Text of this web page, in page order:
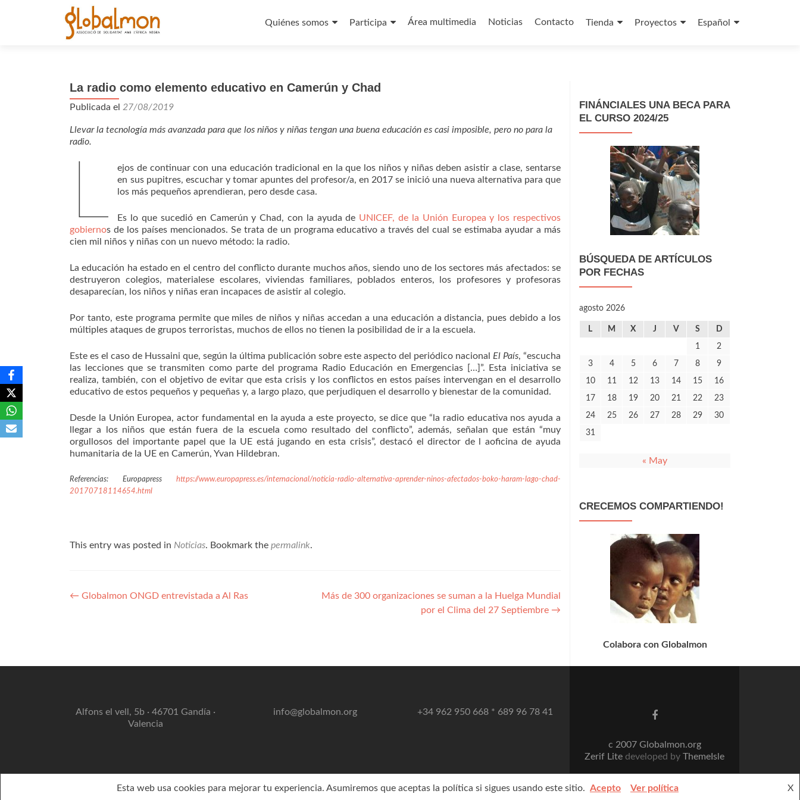
al
Quiénes somos Participa Área multimedia Noticias Contacto Tienda Proyectos Español
La radio como elemento educativo en Camerún y Chad
Publicada el 27/08/2019
Llevar la tecnología más avanzada para que los niños y niñas tengan una buena educación es casi imposible, pero no para la
radio.
ejos de continuar con una educación tradicional en la que los niños y niñas deben asistir a clase, sentarse
en sus pupitres, escuchar y tomar apuntes del profesor/a, en 2017 se inició una nueva alternativa para que
los más pequeños aprendieran, pero desde casa.
Es lo que sucedió en Camerún y Chad, con la ayuda de UNICEF, de la Unión Europea y los respectivos
gobiernos de los países mencionados. Se trata de un programa educativo a través del cual se estimaba ayudar a más
cien mil niños y niñas con un nuevo método: la radio.
La educación ha estado en el centro del conflicto durante muchos años, siendo uno de los sectores más afectados: se
destruyeron colegios, materialese escolares, viviendas familiares, poblados enteros, los profesores y profesoras
desaparecían, los niños y niñas eran incapaces de asistir al colegio.
Por tanto, este programa permite que miles de niños y niñas accedan a una educación a distancia, pues debido a los
múltiples ataques de grupos terroristas, muchos de ellos no tienen la posibilidad de ir a la escuela.
Este es el caso de Hussaini que, según la última publicación sobre este aspecto del periódico nacional El País, “escucha
las lecciones que se transmiten como parte del programa Radio Educación en Emergencias […]”. Esta iniciativa se
realiza, también, con el objetivo de evitar que esta crisis y los conflictos en estos países intervengan en el desarrollo
educativo de estos pequeños y pequeñas y, a largo plazo, que perjudiquen el desarrollo y bienestar de la comunidad.
Desde la Unión Europea, actor fundamental en la ayuda a este proyecto, se dice que “la radio educativa nos ayuda a
llegar a los niños que están fuera de la escuela como resultado del conflicto”, además, señalan que están “muy
orgullosos del importante papel que la UE está jugando en esta crisis”, destacó el director de l aoficina de ayuda
humanitaria de la UE en Camerún, Yvan Hildebran.
Referencias: Europapress https://www.europapress.es/internacional/noticia-radio-alternativa-aprender-ninos-afectados-boko-haram-lago-chad-
20170718114654.html
This entry was posted in Noticias. Bookmark the permalink.
Navegación
← Globalmon ONGD entrevistada a Al Ras
Más de ​300​ organizaciones se suman a la Huelga Mundial
por el Clima del 27 Septiembre →
FINÁNCIALES UNA BECA PARA
EL CURSO 2024/25
BÚSQUEDA DE ARTÍCULOS
POR FECHAS
agosto 2026
L M X J V S D
1 2
3 4 5 6 7 8 9
10 11 12 13 14 15 16
17 18 19 20 21 22 23
24 25 26 27 28 29 30
31
« May
CRECEMOS COMPARTIENDO!
Colabora con Globalmon
Alfons el vell, 5b · 46701 Gandía ·
Valencia
info@globalmon.org +34 962 950 668 * 689 96 78 41
Enlace
Facebook
c 2007 Globalmon.org
Zerif Lite developed by ThemeIsle
Esta web usa cookies para mejorar tu experiencia. Asumiremos que aceptas la política si sigues usando este sitio. X
Acepto Ver política